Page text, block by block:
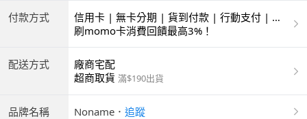
付款方式
信用卡 | 無卡分期 | 貨到付款 | 行動支付 | 超
商付款 | ATM | 銀聯卡
刷momo卡消費回饋最高3%！
配送方式
廠商宅配
超商取貨 滿$190出貨
品牌名稱 Noname ． 追蹤